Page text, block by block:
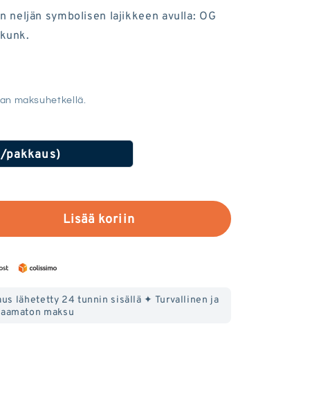
neljän symbolisen lajikkeen avulla: OG
maksuhetkellä.
pakkaus)
Lisää koriin
lähetetty 24 tunnin sisällä ✦ Turvallinen ja
maksu